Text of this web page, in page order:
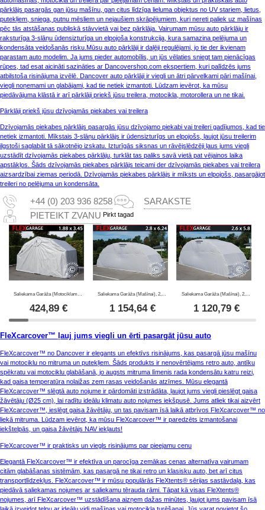
pārklājs pasargās gan jūsu mašīnu, gan citus līdzīga lieluma objektus no UV stariem, lietus,
putekļiem, sniega, putnu mēsliem un nejaušiem skrāpējumiem, kuri nereti paliek uz mašīnas
pēc tās atstāšanas publiskā stāvvietā vai bez pārklāja. Vairumam mūsu auto pārklāju ir
raksturīga 3-slāņu ūdensizturīga un elpojoša konstrukcija, kura samazina pelējuma un
kondensāta veidošanās risku.Mūsu auto pārklāji ir daļēji regulējami, jo tie der ikvienam
parastam auto modelim. Ja jums pieder automobīlis, un jūs vēlaties sniegt tam pienācīgas
rūpes, tad esat aicināti sazināties ar Dancovershop.com ekspertiem, kuri palīdzēs jums
atbilstoša risinājuma izvēlē. Dancover auto pārklāji ir viegli un ātri pārvelkami pāri mašīnai,
viegli noņemami un glabājami, kad tie netiek izmantoti. Lūdzam ievērot, ka mūsu
piedāvājuma klāstā ir arī pārklāji priekš jūsu treilera, motocikla, motorollera un ne tikai.
Pārklāji priekš jūsu dzīvojamās piekabes vai treilera
Dzīvojamās piekabes pārklājs pasargās jūsu dzīvojamo piekabi vai treileri gadījumos, kad tie
netiek izmantoti. Mīkstais 3-slāņu pārklājs ir ūdensizturīgs un elpojošs, ļaujot jūsu treilerim
ilgstoši saglabāt tā sākotnējo izskatu. Izturīgās siksnas un rāvējslēdzēji ļaus jums viegli
uzstādīt dzīvojamās piekabes pārklāju, turklāt tas paliks savā vietā pat vējainos laika
apstākļos. Šāds dzīvojamās piekabes pārklājs teicami der dzīvojamās piekabes vai treilera
aizsardzībai ziemas periodā. Dzīvojamās piekabes pārklājs ir mīksts un elpojošs, pasargājot
treileri no pelējuma un kondensāta.
+44 (0) 203 936 8258
SARAKSTE
PIETEIKT ZVANU Pirkt tagad
Saliekama Garāža (Motociklam), 1,88x3,45x1,9m, Pelēks
424,89 €
Saliekama Garāža (Mašīnai), 2,8x6,24x2,3m, Pelēks
1 154,64€
Saliekama Garāža (Mašīnai), 2,6x5,8x2,1m, Pelēks
1 120,79€
FleXcarcover™ ļauj jums viegli un ērti pasargāt jūsu auto
FleXcarcover™ no Dancover ir elegants un efektīvs risinājums, kas pasargā jūsu mašīnu
vai motociklu no mitruma un putekļiem. Šāds produkts ir nenovērtējams retro auto, antīku
spēkratu vai motociklu glabāšanā, jo augsts mitruma līmenis rada kondensātu katru reizi,
kad gaisa temperatūra nolaižas zem rasas veidošanās atzīmes. Mūsu elegantā
FleXcarcover™ slēgtā auto nojume ir pārdomāti izstrādāta, ļaujot jums viegli pieslēgt gaisa
žāvētāju (Ø25 cm), lai radītu ideālu klimatu auto nojumes iekšpusē. Jums atliek tikai aizvērt
FleXcarcover™, ieslēgt gaisa žāvētāju, un tas pavisam īsā laikā atbrīvos FleXcarcover™ no
liekā mitruma. Lūdzam ievērot, ka mūsu FleXcarcover™ ir paredzēts izmantošanai
iekštelpās, un gaisa žāvētājs NAV iekļauts!
FleXcarcover™ ir praktisks un viegls risinājums par pieejamu cenu
Elegantā FleXcarcover™ ir efektīva un parocīga zemākas cenas alternatīva vairumam
citām glabāšanas sistēmām, kas pasargā ne tikai retro un klasisku auto, bet arī citus
transportlīdzekļus. FleXcarcover™ ir mūsu populārās FleXtents® sērijas sastāvdaļa, kas
piedāvā saliekamas nojumes ar saliekamu tērauda rāmi. Tāpat kā visas FleXtents®
nojumes, arī FleXcarcover™ uzstādīšana aizņem dažas minūtes, ļaujot jums pavisam īsā